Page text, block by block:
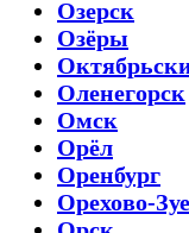
Озерск
Озёры
Оленегорск
Омск
Орёл
Оренбург
Орехово-